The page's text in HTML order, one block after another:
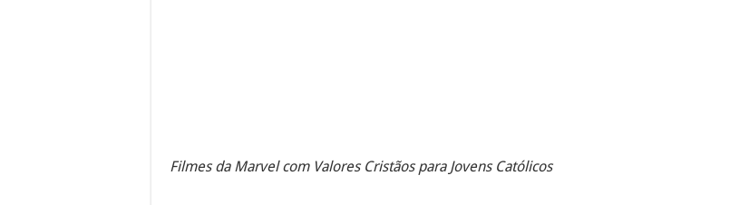
Filmes da Marvel com Valores Cristãos para Jovens Católicos